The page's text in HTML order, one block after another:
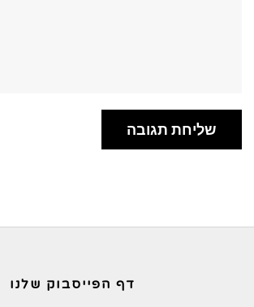
דף הפייסבוק שלנו